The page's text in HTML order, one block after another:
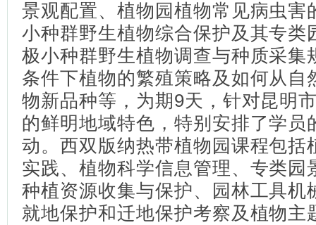
景观配置、植物园植物常见病虫害
小种群野生植物综合保护及其专类
极小种群野生植物调查与种质采集
条件下植物的繁殖策略及如何从自
物新品种等，为期9天，针对昆明
的鲜明地域特色，特别安排了学员
动。西双版纳热带植物园课程包括
实践、植物科学信息管理、专类园
种植资源收集与保护、园林工具机
就地保护和迁地保护考察及植物主